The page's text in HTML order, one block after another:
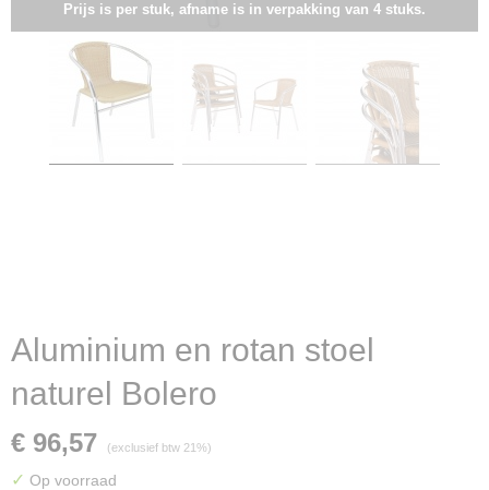
Prijs is per stuk, afname is in verpakking van 4 stuks.
Aluminium en rotan stoel
naturel Bolero
€ 96,57 (exclusief btw 21%)
✓ Op voorraad